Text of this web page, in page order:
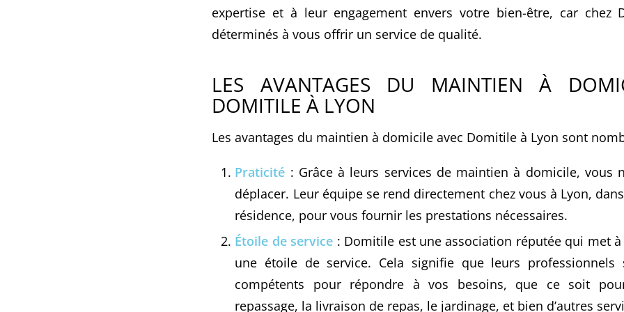
expertise et à leur engagement envers votre bien-être, car chez
déterminés à vous offrir un service de qualité.
LES AVANTAGES DU MAINTIEN À
DOMITILE À LYON
Les avantages du maintien à domicile avec Domitile à Lyon sont
Praticité : Grâce à leurs services de maintien à domicile, vous
déplacer. Leur équipe se rend directement chez vous à Lyon,
résidence, pour vous fournir les prestations nécessaires.
Étoile de service : Domitile est une association réputée qui met
une étoile de service. Cela signifie que leurs
compétents pour répondre à vos besoins, que ce soit
repassage, la livraison de repas, le jardinage, et bien d’autres